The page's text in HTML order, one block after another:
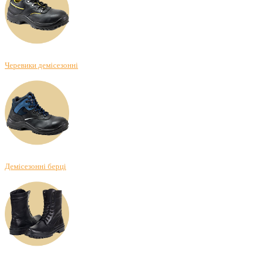
Черевики демісезонні
Демісезонні берці